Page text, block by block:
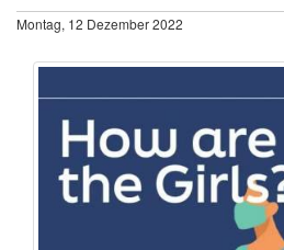
Montag, 12 Dezember 2022